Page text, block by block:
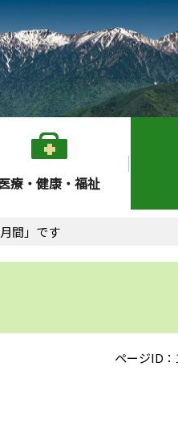
療・健康・福祉
間」です
ページID：